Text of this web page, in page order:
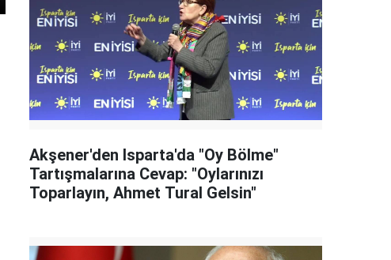
Akşener'den Isparta'da "Oy Bölme"
Tartışmalarına Cevap: "Oylarınızı
Toparlayın, Ahmet Tural Gelsin"